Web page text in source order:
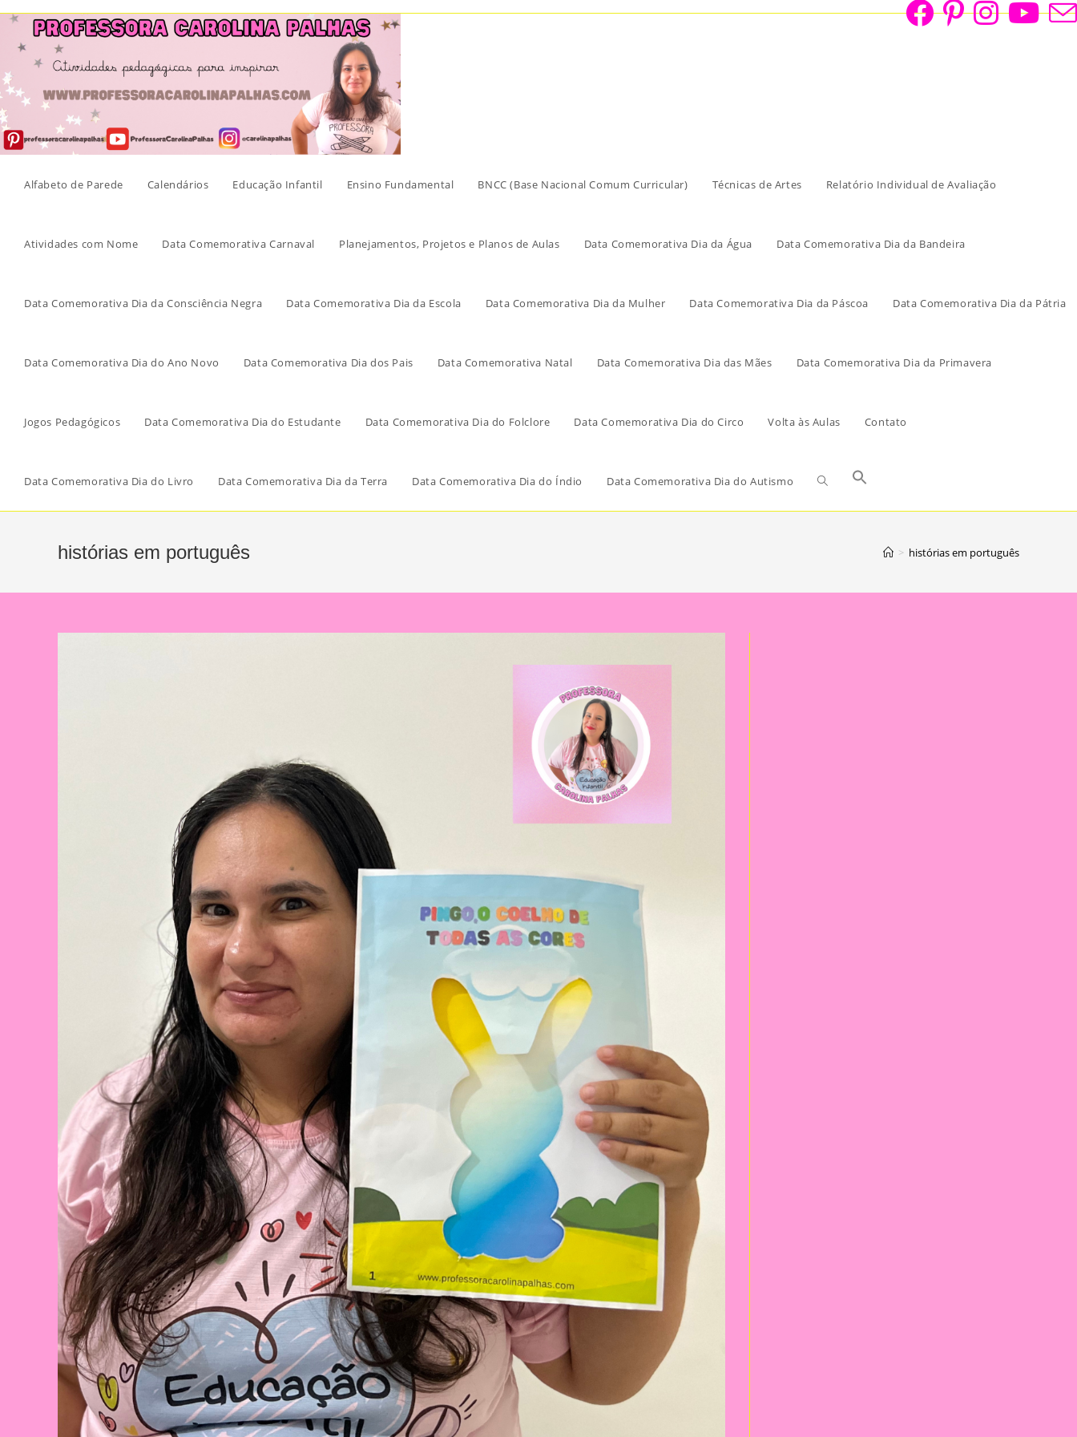
Skip
content
Alfabeto de Parede Calendários Educação Infantil Ensino Fundamental BNCC (Base Nacional Comum Curricular) Técnicas de Artes Relatório Individual de Avaliação
Atividades com Nome Data Comemorativa Carnaval Planejamentos, Projetos e Planos de Aulas Data Comemorativa Dia da Água Data Comemorativa Dia da Bandeira
Data Comemorativa Dia da Consciência Negra Data Comemorativa Dia da Escola Data Comemorativa Dia da Mulher Data Comemorativa Dia da Páscoa Data Comemorativa Dia da Pátria
Data Comemorativa Dia do Ano Novo Data Comemorativa Dia dos Pais Data Comemorativa Natal Data Comemorativa Dia das Mães Data Comemorativa Dia da Primavera
Jogos Pedagógicos Data Comemorativa Dia do Estudante Data Comemorativa Dia do Folclore Data Comemorativa Dia do Circo Volta às Aulas Contato
Data Comemorativa Dia do Livro Data Comemorativa Dia da Terra Data Comemorativa Dia do Índio Data Comemorativa Dia do Autismo
histórias em português > histórias em português